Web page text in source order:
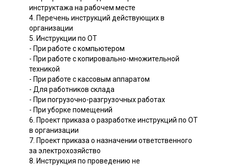
инструктажа на рабочем месте
4. Перечень инструкций действующих в
организации
5. Инструкции по ОТ
- При работе с компьютером
- При работе с копировально-множительной
техникой
- При работе с кассовым аппаратом
- Для работников склада
- При погрузочно-разгрузочных работах
- При уборке помещений
6. Проект приказа о разработке инструкций по ОТ
в организации
7. Проект приказа о назначении ответственного
за электрохозяйство
8. Инструкция по проведению не